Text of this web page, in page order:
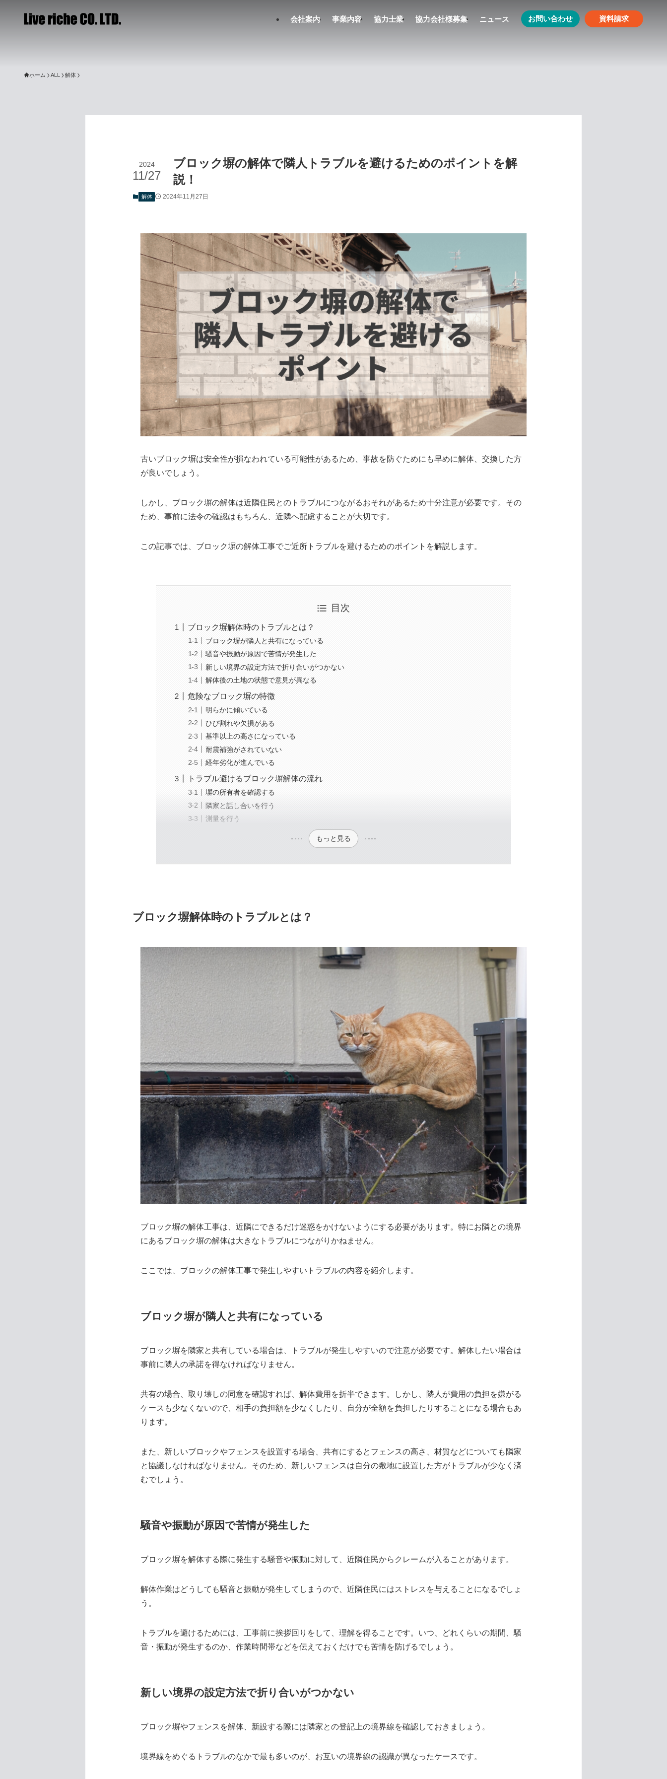
会社案内 事業内容 協力士業 協力会社様募集 ニュース お問い合わせ 資料請求
ホーム ALL 解体
ブロック塀の解体で隣人トラブルを避けるためのポイントを解
説！
2024
11/27
解体 2024年11月27日
古いブロック塀は安全性が損なわれている可能性があるため、事故を防ぐためにも早めに解体、交換した方
が良いでしょう。
しかし、ブロック塀の解体は近隣住民とのトラブルにつながるおそれがあるため十分注意が必要です。その
ため、事前に法令の確認はもちろん、近隣へ配慮することが大切です。
この記事では、ブロック塀の解体工事でご近所トラブルを避けるためのポイントを解説します。
目次
ブロック塀解体時のトラブルとは？
ブロック塀が隣人と共有になっている
騒音や振動が原因で苦情が発生した
新しい境界の設定方法で折り合いがつかない
解体後の土地の状態で意見が異なる
危険なブロック塀の特徴
明らかに傾いている
ひび割れや欠損がある
基準以上の高さになっている
耐震補強がされていない
経年劣化が進んでいる
トラブル避けるブロック塀解体の流れ
塀の所有者を確認する
隣家と話し合いを行う
測量を行う
もっと見る
ブロック塀解体時のトラブルとは？
ブロック塀の解体工事は、近隣にできるだけ迷惑をかけないようにする必要があります。特にお隣との境界
にあるブロック塀の解体は大きなトラブルにつながりかねません。
ここでは、ブロックの解体工事で発生しやすいトラブルの内容を紹介します。
ブロック塀が隣人と共有になっている
ブロック塀を隣家と共有している場合は、トラブルが発生しやすいので注意が必要です。解体したい場合は
事前に隣人の承諾を得なければなりません。
共有の場合、取り壊しの同意を確認すれば、解体費用を折半できます。しかし、隣人が費用の負担を嫌がる
ケースも少なくないので、相手の負担額を少なくしたり、自分が全額を負担したりすることになる場合もあ
ります。
また、新しいブロックやフェンスを設置する場合、共有にするとフェンスの高さ、材質などについても隣家
と協議しなければなりません。そのため、新しいフェンスは自分の敷地に設置した方がトラブルが少なく済
むでしょう。
騒音や振動が原因で苦情が発生した
ブロック塀を解体する際に発生する騒音や振動に対して、近隣住民からクレームが入ることがあります。
解体作業はどうしても騒音と振動が発生してしまうので、近隣住民にはストレスを与えることになるでしょ
う。
トラブルを避けるためには、工事前に挨拶回りをして、理解を得ることです。いつ、どれくらいの期間、騒
音・振動が発生するのか、作業時間帯などを伝えておくだけでも苦情を防げるでしょう。
新しい境界の設定方法で折り合いがつかない
ブロック塀やフェンスを解体、新設する際には隣家との登記上の境界線を確認しておきましょう。
境界線をめぐるトラブルのなかで最も多いのが、お互いの境界線の認識が異なったケースです。